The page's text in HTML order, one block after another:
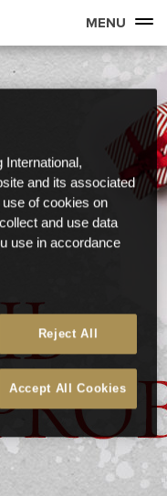
MENU
International,
and its associated
of cookies on
and use data
use in accordance
Reject All
Accept All Cookies